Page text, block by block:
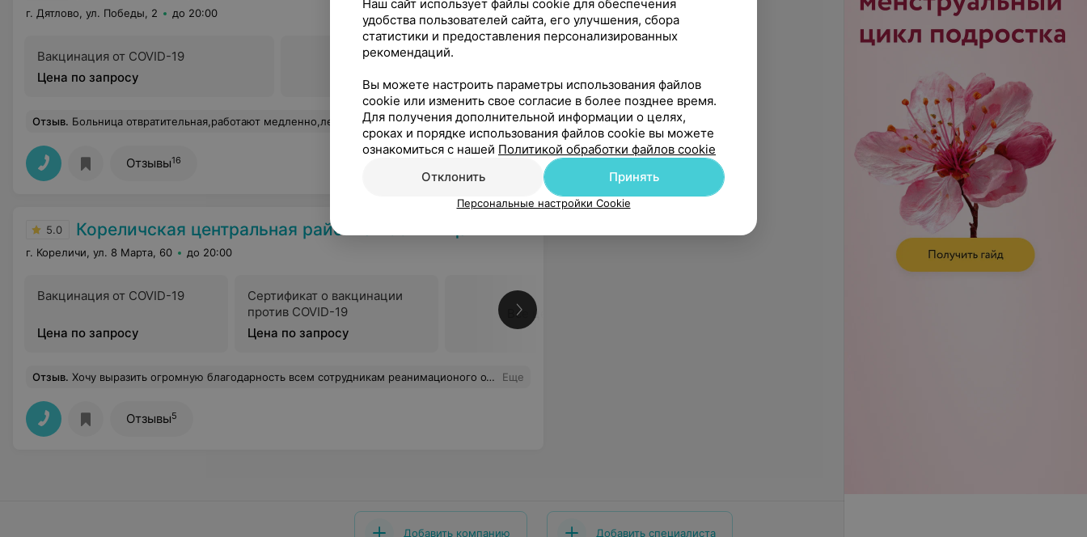
г. Дятлово, ул. Победы, 2 до 20:00
Вакцинация от COVID-19
Цена по запросу
Отзыв. Больница отвратительная,работают медленно,лечат не правильно.Очень надо сюда проверку Еще
Отзывы16
5.0 Кореличская центральная районная больница
г. Кореличи, ул. 8 Марта, 60 до 20:00
Вакцинация от COVID-19
Цена по запросу
Сертификат о вакцинации
против COVID-19
Цена по запросу
Все цены
Отзыв. Хочу выразить огромную благодарность всем сотрудникам реанимационого отделения за оказанную помощь моему сыну Третьяку Дмитрию.Огромное спасибо...И особую благодарность Шестак Лилии Владимировне за особый уход и внимание ...побольше бы таких врачей ......... Еще
Отзывы5
Добавить компанию Добавить специалиста
Наш сайт использует файлы cookie для обеспечения
удобства пользователей сайта, его улучшения, сбора
статистики и предоставления персонализированных
рекомендаций.
Вы можете настроить параметры использования файлов
cookie или изменить свое согласие в более позднее время.
Для получения дополнительной информации о целях,
сроках и порядке использования файлов cookie вы можете
ознакомиться с нашей Политикой обработки файлов cookie
Отклонить
Принять
Персональные настройки Cookie